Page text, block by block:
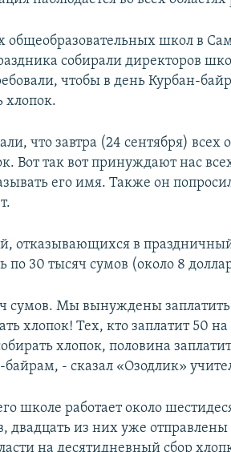
общеобразовательных школ в
собирали директоров
чтобы в день Курбан-
хлопок.
что завтра (24 сентября)
Вот так вот принуждают нас
его имя. Также он
отказывающихся в
по 30 тысяч сумов (около 8
сумов. Мы вынуждены
хлопок! Тех, кто заплатит 50 на
хлопок, половина
- сказал «Озодлик»
школе работает около
двадцать из них уже
на десятидневный сбор